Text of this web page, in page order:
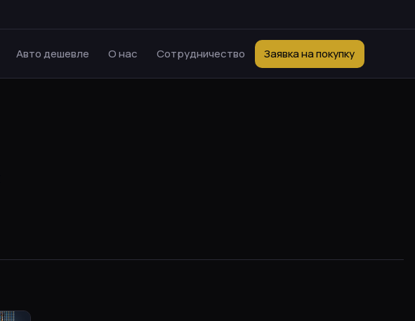
Авто дешевле О нас Сотрудничество Заявка на покупку